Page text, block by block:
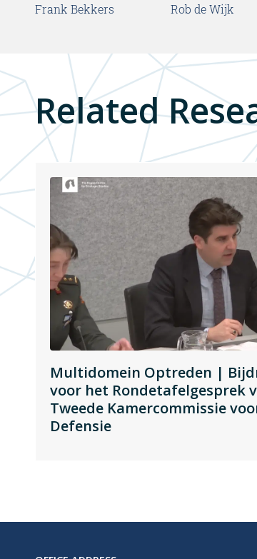
Frank Bekkers Rob de Wijk
Related
Multidomein Optreden |
voor het Rondetafelgesprek
Tweede Kamercommissie
Defensie